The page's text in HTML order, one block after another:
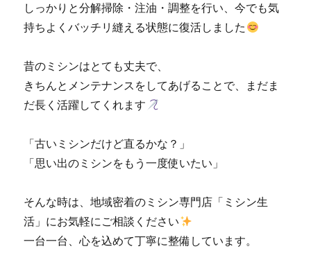
活」
しっかりと分解掃除・注油・調整を行い、今でも気
持ちよくバッチリ縫える状態に復活しました
昔のミシンはとても丈夫で、
きちんとメンテナンスをしてあげることで、まだま
だ長く活躍してくれます
「古いミシンだけど直るかな？」
「思い出のミシンをもう一度使いたい」
そんな時は、地域密着のミシン専門店「ミシン生
活」にお気軽にご相談ください
一台一台、心を込めて丁寧に整備しています。